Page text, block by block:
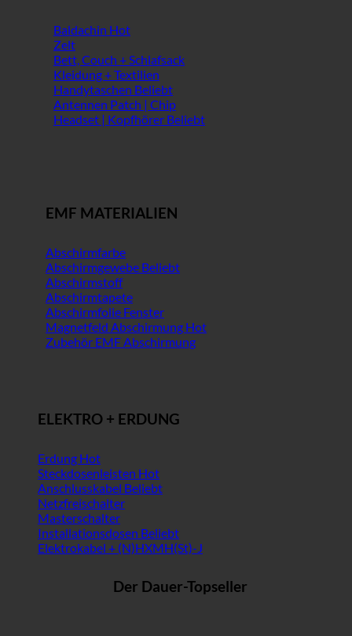
Baldachin
Zelt
Bett, Couch + Schlafsack
Kleidung + Textilien
Handytaschen
Antennen Patch | Chip
Headset | Kopfhörer
EMF MATERIALIEN
Abschirmfarbe
Abschirmgewebe
Abschirmstoff
Abschirmtapete
Abschirmfolie Fenster
Magnetfeld Abschirmung
Zubehör EMF Abschirmung
ELEKTRO + ERDUNG
Erdung
Steckdosenleisten
Anschlusskabel
Netzfreischalter
Masterschalter
Installationsdosen
Elektrokabel + (N)HXMH(St)-J
Der Dauer-Topseller